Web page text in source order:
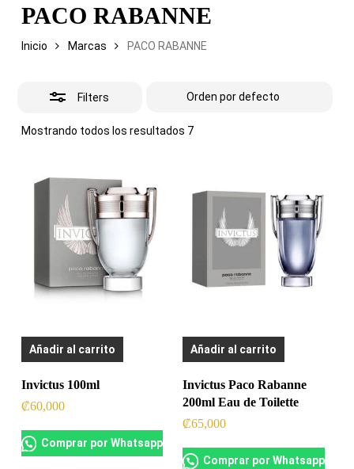
PACO RABANNE
Inicio Marcas PACO RABANNE
Filters
Mostrando todos los resultados 7
Añadir al carrito
Invictus 100ml
₡60,000
Comprar por Whatsapp
Añadir al carrito
Invictus Paco Rabanne
200ml Eau de Toilette
₡65,000
Comprar por Whatsapp